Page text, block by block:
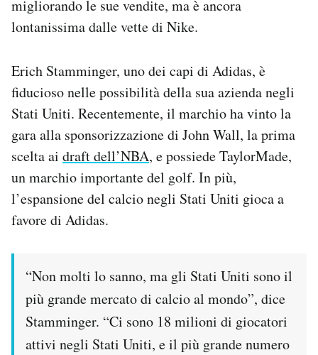
migliorando le sue vendite, ma è ancora
lontanissima dalle vette di Nike.
Erich Stamminger, uno dei capi di Adidas, è
fiducioso nelle possibilità della sua azienda negli
Stati Uniti. Recentemente, il marchio ha vinto la
gara alla sponsorizzazione di John Wall, la prima
scelta ai draft dell’NBA, e possiede TaylorMade,
un marchio importante del golf. In più,
l’espansione del calcio negli Stati Uniti gioca a
favore di Adidas.
“Non molti lo sanno, ma gli Stati Uniti sono il
più grande mercato di calcio al mondo”, dice
Stamminger. “Ci sono 18 milioni di giocatori
attivi negli Stati Uniti, e il più grande numero